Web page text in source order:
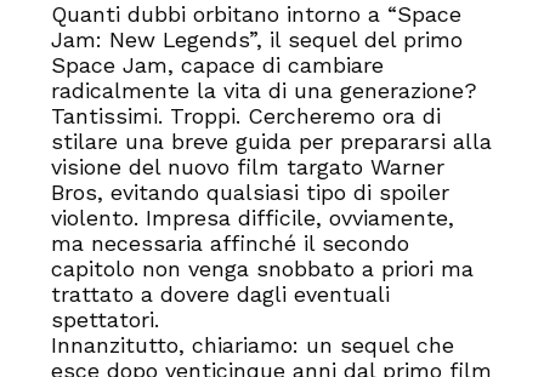
Quanti dubbi orbitano intorno a “Space
Jam: New Legends”, il sequel del primo
Space Jam, capace di cambiare
radicalmente la vita di una generazione?
Tantissimi. Troppi. Cercheremo ora di
stilare una breve guida per prepararsi alla
visione del nuovo film targato Warner
Bros, evitando qualsiasi tipo di spoiler
violento. Impresa difficile, ovviamente,
ma necessaria affinché il secondo
capitolo non venga snobbato a priori ma
trattato a dovere dagli eventuali
spettatori.
Innanzitutto, chiariamo: un sequel che
esce dopo venticinque anni dal primo film